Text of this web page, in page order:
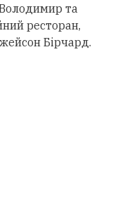
Володимир та
ресторан,
Бірчард.